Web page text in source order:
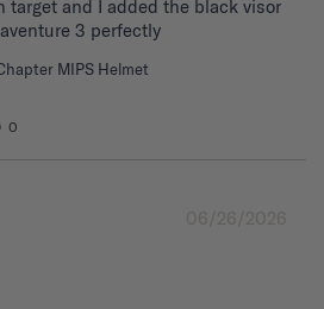
target and I added the black visor
3 perfectly
MIPS Helmet
0
06/26/2026